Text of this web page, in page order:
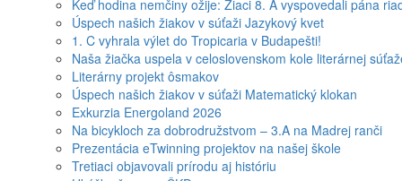
Keď hodina nemčiny ožije: Žiaci 8. A vyspovedali pána
Úspech našich žiakov v súťaži Jazykový kvet
1. C vyhrala výlet do Tropicaria v Budapešti!
Naša žiačka uspela v celoslovenskom kole literárnej
Literárny projekt ôsmakov
Úspech našich žiakov v súťaži Matematický klokan
Exkurzia Energoland 2026
Na bicykloch za dobrodružstvom – 3.A na Madrej ranči
Prezentácia eTwinning projektov na našej škole
Tretiaci objavovali prírodu aj históriu